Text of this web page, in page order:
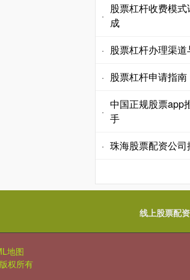
·
股票杠杆收费模
成
· 股票杠杆办理渠
· 股票杠杆申请指
·
中国正规股票app
手
· 珠海股票配资公司
线上股票配
地图
版权所有